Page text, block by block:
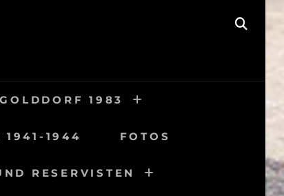
1983
1941-1944 FOTOS
RESERVISTEN